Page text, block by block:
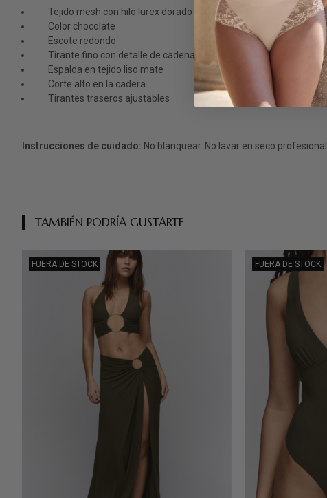
Tejido mesh con hilo lurex dorado en frontal
Color chocolate
Escote redondo
Tirante fino con detalle de cadena dorada
Espalda en tejido liso mate
Corte alto en la cadera
Tirantes traseros ajustables
Instrucciones de cuidado: No blanquear. No lavar en seco
TAMBIÉN PODRÍA GUSTARTE
FUERA DE STOCK FUERA DE STOCK